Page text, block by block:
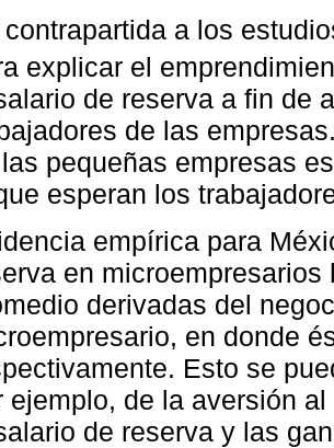
contrapartida a los
explicar el
de reserva a fin de
de las
pequeñas empresas
esperan los
empírica para
en
derivadas del
en donde
Esto se
ejemplo, de la aversión
de reserva y las